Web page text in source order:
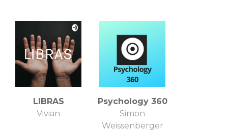
LIBRAS
Vivian
Psychology 360
Simon
Weissenberger